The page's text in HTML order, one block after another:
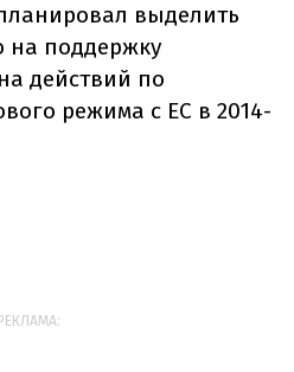
выделить
на поддержку
действий по
режима с ЕС в 2014-
РЕКЛАМА: